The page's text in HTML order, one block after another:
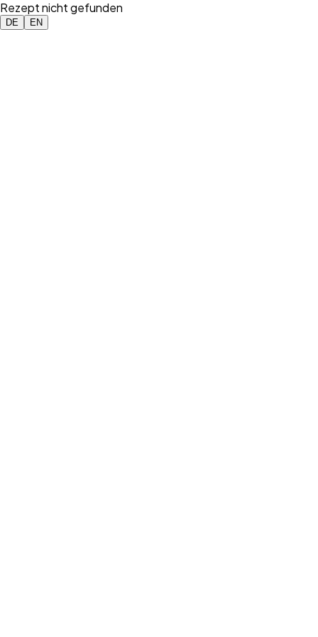
Rezept nicht gefunden
DE EN